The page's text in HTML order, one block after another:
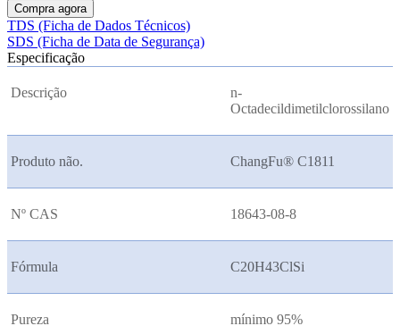
Compra agora
TDS (Ficha de Dados Técnicos)
SDS (Ficha de Data de Segurança)
Especificação
Descrição
n-
Octadecildimetilclorossilano
Produto não. ChangFu® C1811
Nº CAS 18643-08-8
Fórmula C20H43ClSi
Pureza mínimo 95%